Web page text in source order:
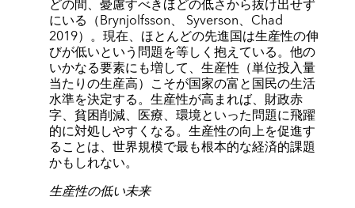
どの間、憂慮すべきほどの低さから抜け出せず
にいる（Brynjolfsson、 Syverson、Chad
2019）。現在、ほとんどの先進国は生産性の伸
びが低いという問題を等しく抱えている。他の
いかなる要素にも増して、生産性（単位投入量
当たりの生産高）こそが国家の富と国民の生活
水準を決定する。生産性が高まれば、財政赤
字、貧困削減、医療、環境といった問題に飛躍
的に対処しやすくなる。生産性の向上を促進す
ることは、世界規模で最も根本的な経済的課題
かもしれない。
生産性の低い未来